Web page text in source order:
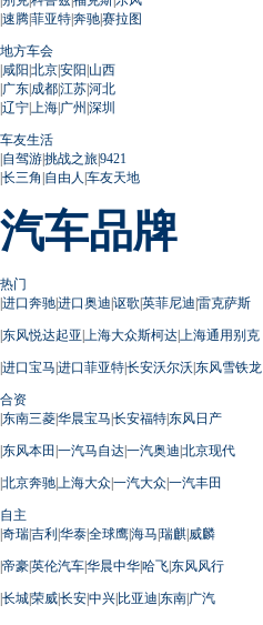
|速腾|菲亚特|奔驰|赛拉图
地方车会
|咸阳|北京|安阳|山西
|广东|成都|江苏|河北
|辽宁| 上海|广州 |深圳
车友生活
|自驾游|挑战之旅|9421
|长三角 |自由人 |车友天地
汽车品牌
热门
|进口奔驰|进口奥迪|讴歌|英菲尼迪|雷克萨斯
|东风悦达起亚| 上海大众斯柯达| 上海通用别克
|进口宝马|进口菲亚特|长安沃尔沃|东风雪铁龙
合资
|东南三菱|华晨宝马|长安福特|东风日产
|东风本田 |一汽马自达|一汽奥迪|北京现代
|北京奔驰| 上海大众|一汽大众|一汽丰田
自主
|奇瑞|吉利|华泰|全球鹰|海马|瑞麒|威麟
|帝豪|英伦汽车|华晨中华|哈飞|东风风行
|长城|荣威|长安|中兴|比亚迪|东南|广汽